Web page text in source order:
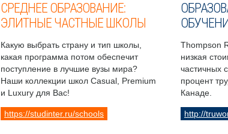
СРЕДНЕЕ ОБРАЗОВАНИЕ:
ЭЛИТНЫЕ ЧАСТНЫЕ ШКОЛЫ
Какую выбрать страну и тип школы,
какая программа потом обеспечит
поступление в лучшие вузы мира?
Наши коллекции школ Casual, Premium
и Luxury для Вас!
https://studinter.ru/schools
Thompson
низкая
частичных
процент
Канаде.
http://